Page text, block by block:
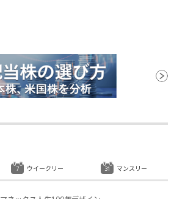
ウイークリー マンスリー